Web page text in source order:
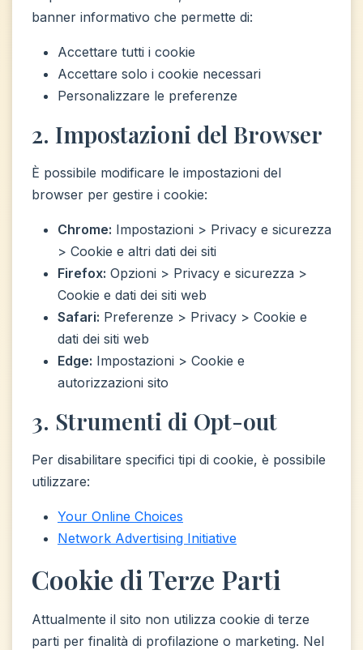
banner informativo che permette di:
Accettare tutti i cookie
Accettare solo i cookie necessari
Personalizzare le preferenze
2. Impostazioni del Browser
È possibile modificare le impostazioni del
browser per gestire i cookie:
Chrome: Impostazioni > Privacy e sicurezza
> Cookie e altri dati dei siti
Firefox: Opzioni > Privacy e sicurezza >
Cookie e dati dei siti web
Safari: Preferenze > Privacy > Cookie e
dati dei siti web
Edge: Impostazioni > Cookie e
autorizzazioni sito
3. Strumenti di Opt-out
Per disabilitare specifici tipi di cookie, è possibile
utilizzare:
Your Online Choices
Network Advertising Initiative
Cookie di Terze Parti
Attualmente il sito non utilizza cookie di terze
parti per finalità di profilazione o marketing. Nel